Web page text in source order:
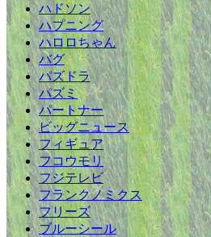
ハドソン
ハプニング
ハロロちゃん
バグ
パズドラ
パズミ
パートナー
ビッグニュース
フィギュア
フコウモリ
フジテレビ
フランクノミクス
フリーズ
ブルーシール